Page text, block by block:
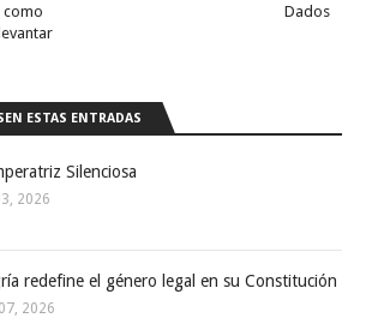
Dados
como
ESTAS ENTRADAS
Silenciosa
2026
redefine el género legal en su Constitución
2026